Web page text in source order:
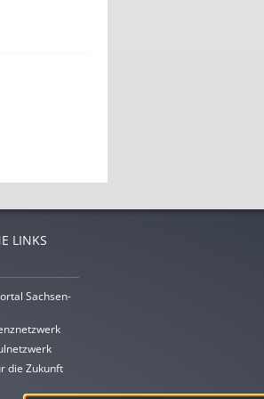
LINKS
Sachsen-
die Zukunft